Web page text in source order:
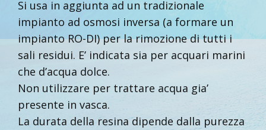
Si usa in aggiunta ad un tradizionale
impianto ad osmosi inversa (a formare un
impianto RO-DI) per la rimozione di tutti i
sali residui. E’ indicata sia per acquari marini
che d’acqua dolce.
Non utilizzare per trattare acqua gia’
presente in vasca.
La durata della resina dipende dalla purezza